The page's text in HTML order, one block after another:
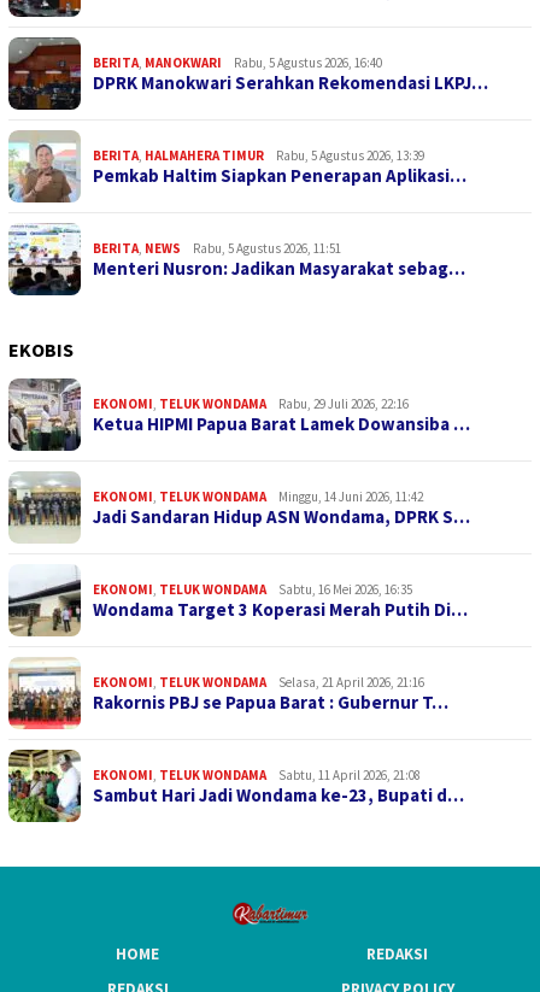
BERITA MANOKWARI Rabu, 5 Agustus 2026, 16:40
DPRK Manokwari Serahkan Rekomendasi LKPJ…
BERITA HALMAHERA TIMUR Rabu, 5 Agustus 2026, 13:39
Pemkab Haltim Siapkan Penerapan Aplikasi…
BERITA NEWS Rabu, 5 Agustus 2026, 11:51
Menteri Nusron: Jadikan Masyarakat sebag…
EKOBIS
EKONOMI TELUK WONDAMA Rabu, 29 Juli 2026, 22:16
Ketua HIPMI Papua Barat Lamek Dowansiba …
EKONOMI TELUK WONDAMA Minggu, 14 Juni 2026, 11:42
Jadi Sandaran Hidup ASN Wondama, DPRK S…
EKONOMI TELUK WONDAMA Sabtu, 16 Mei 2026, 16:35
Wondama Target 3 Koperasi Merah Putih Di…
EKONOMI TELUK WONDAMA Selasa, 21 April 2026, 21:16
Rakornis PBJ se Papua Barat : Gubernur T…
EKONOMI TELUK WONDAMA Sabtu, 11 April 2026, 21:08
Sambut Hari Jadi Wondama ke-23, Bupati d…
HOME
REDAKSI